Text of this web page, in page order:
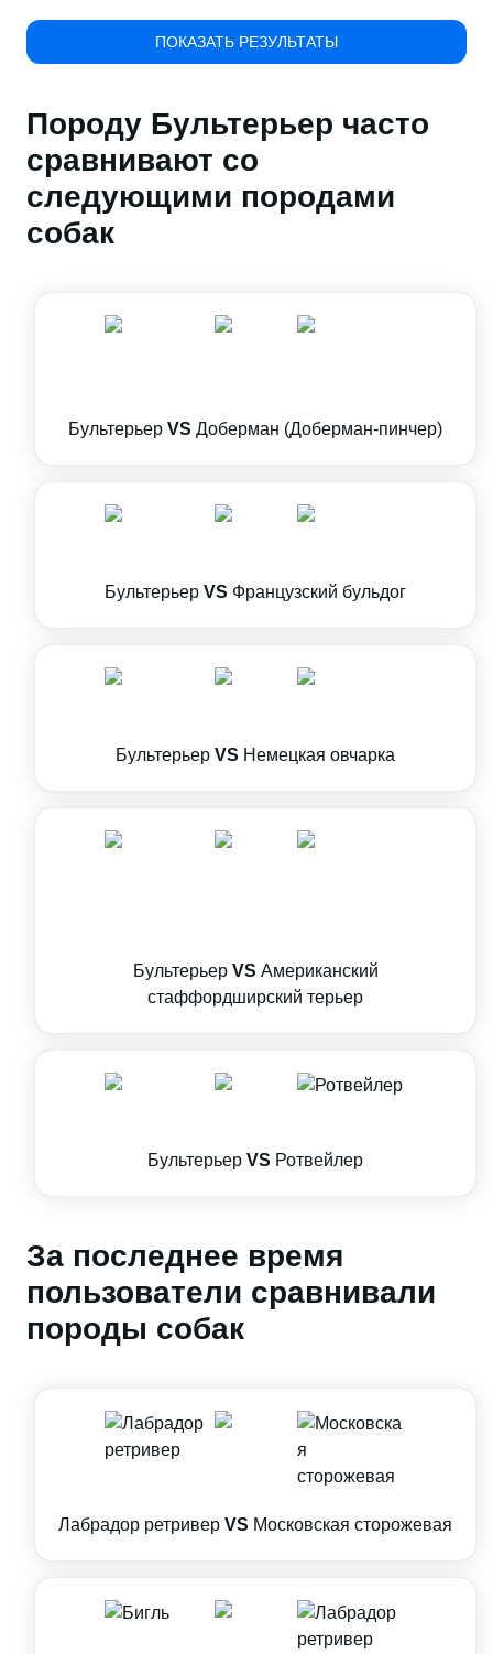
ПОКАЗАТЬ РЕЗУЛЬТАТЫ
Породу Бультерьер часто
сравнивают со
следующими породами
собак
Бультерьер VS Доберман (Доберман-пинчер)
Бультерьер VS Французский бульдог
Бультерьер VS Немецкая овчарка
Бультерьер VS Американский
стаффордширский терьер
Бультерьер VS Ротвейлер
За последнее время
пользователи сравнивали
породы собак
Лабрадор ретривер VS Московская сторожевая